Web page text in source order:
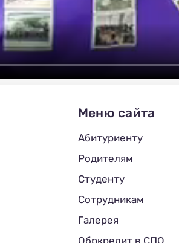
Меню сайта
Абитуриенту
Родителям
Студенту
Сотрудникам
Галерея
Обркредит в СПО